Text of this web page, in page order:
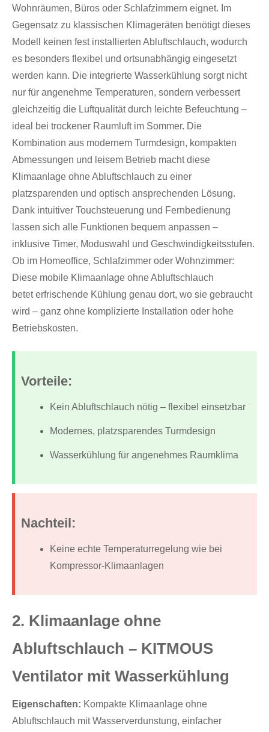
Wohnräumen, Büros oder Schlafzimmern eignet. Im
Gegensatz zu klassischen Klimageräten benötigt dieses
Modell keinen fest installierten Abluftschlauch, wodurch
es besonders flexibel und ortsunabhängig eingesetzt
werden kann. Die integrierte Wasserkühlung sorgt nicht
nur für angenehme Temperaturen, sondern verbessert
gleichzeitig die Luftqualität durch leichte Befeuchtung –
ideal bei trockener Raumluft im Sommer. Die
Kombination aus modernem Turmdesign, kompakten
Abmessungen und leisem Betrieb macht diese
Klimaanlage ohne Abluftschlauch zu einer
platzsparenden und optisch ansprechenden Lösung.
Dank intuitiver Touchsteuerung und Fernbedienung
lassen sich alle Funktionen bequem anpassen –
inklusive Timer, Moduswahl und Geschwindigkeitsstufen.
Ob im Homeoffice, Schlafzimmer oder Wohnzimmer:
Diese mobile Klimaanlage ohne Abluftschlauch
betet erfrischende Kühlung genau dort, wo sie gebraucht
wird – ganz ohne komplizierte Installation oder hohe
Betriebskosten.
Vorteile:
Kein Abluftschlauch nötig – flexibel einsetzbar
Modernes, platzsparendes Turmdesign
Wasserkühlung für angenehmes Raumklima
Nachteil:
Keine echte Temperaturregelung wie bei
Kompressor-Klimaanlagen
2. Klimaanlage ohne
Abluftschlauch – KITMOUS
Ventilator mit Wasserkühlung
Eigenschaften: Kompakte Klimaanlage ohne
Abluftschlauch mit Wasserverdunstung, einfacher